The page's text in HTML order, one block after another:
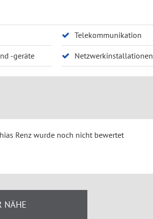
Telekommunikation
-geräte Netzwerkinstallationen
Renz wurde noch nicht bewertet
NÄHE